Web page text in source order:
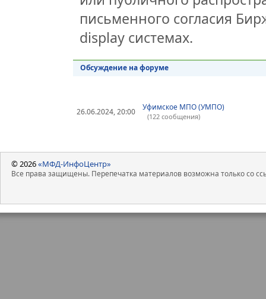
письменного согласия
display системах.
Обсуждение на форуме
26.06.2024, 20:00 Уфимское МПО (УМПО)
(122 сообщения)
© 2026«МФД-ИнфоЦентр»
Все права защищены. Перепечатка материалов возможна только со